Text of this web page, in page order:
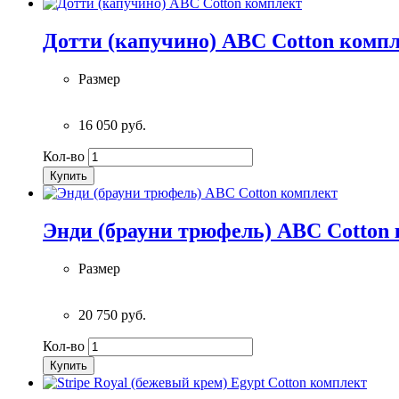
Дотти (капучино) ABC Cotton
Размер
16 050 руб.
Кол-во
Купить
Энди (брауни трюфель) ABC Cotton
Размер
20 750 руб.
Кол-во
Купить